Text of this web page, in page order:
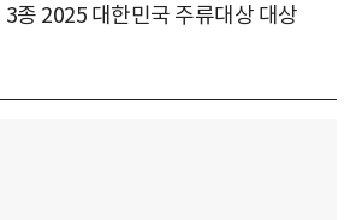
3종 2025 대한민국 주류대상 대상